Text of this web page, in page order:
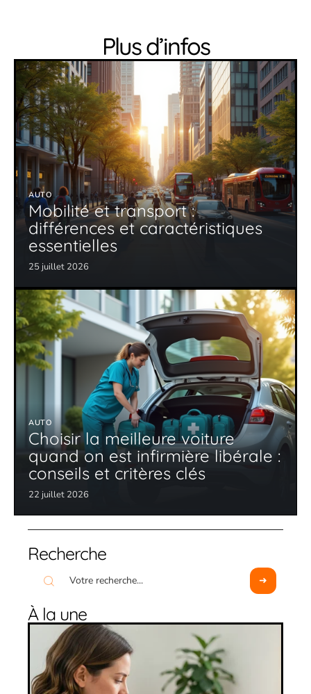
Plus d’infos
AUTO
Mobilité et transport :
différences et caractéristiques
essentielles
25 juillet 2026
AUTO
Choisir la meilleure voiture
quand on est infirmière libérale :
conseils et critères clés
22 juillet 2026
Recherche
À la une